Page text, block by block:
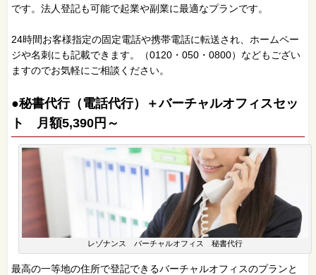
です。法人登記も可能で起業や副業に最適なプランです。
24時間お客様指定の固定電話や携帯電話に転送され、ホームペー
ジや名刺にも記載できます。（0120・050・0800）などもござい
ますのでお気軽にご相談ください。
●秘書代行（電話代行）＋バーチャルオフィスセッ
ト 月額5,390円～
レゾナンス バーチャルオフィス 秘書代行
最高の一等地の住所で登記できるバーチャルオフィスのプランと